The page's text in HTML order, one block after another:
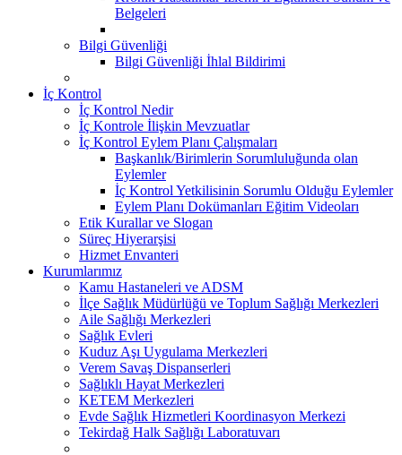
Belgeleri
Bilgi Güvenliği
Bilgi Güvenliği İhlal Bildirimi
İç Kontrol
İç Kontrol Nedir
İç Kontrole İlişkin Mevzuatlar
İç Kontrol Eylem Planı Çalışmaları
Başkanlık/Birimlerin Sorumluluğunda olan
Eylemler
İç Kontrol Yetkilisinin Sorumlu Olduğu Eylemler
Eylem Planı Dokümanları Eğitim Videoları
Etik Kurallar ve Slogan
Süreç Hiyerarşisi
Hizmet Envanteri
Kurumlarımız
Kamu Hastaneleri ve ADSM
İlçe Sağlık Müdürlüğü ve Toplum Sağlığı Merkezleri
Aile Sağlığı Merkezleri
Sağlık Evleri
Kuduz Aşı Uygulama Merkezleri
Verem Savaş Dispanserleri
Sağlıklı Hayat Merkezleri
KETEM Merkezleri
Evde Sağlık Hizmetleri Koordinasyon Merkezi
Tekirdağ Halk Sağlığı Laboratuvarı